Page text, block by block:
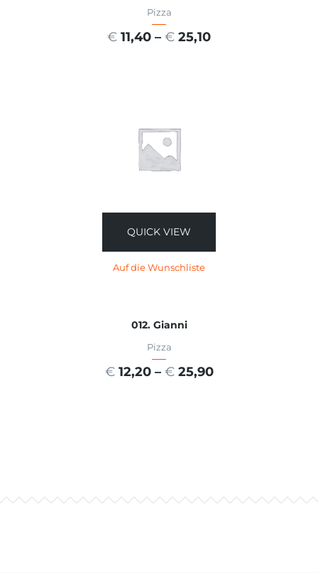
Pizza
€ 11,40 – € 25,10
QUICK VIEW
Auf die Wunschliste
012. Gianni
Pizza
€ 12,20 – € 25,90